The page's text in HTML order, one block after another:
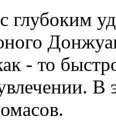
- то
В